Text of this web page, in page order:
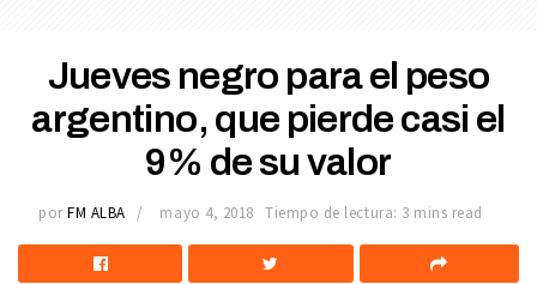
Jueves negro para el peso
argentino, que pierde casi el
9% de su valor
por FM ALBA mayo 4, 2018 Tiempo de lectura: 3 mins read